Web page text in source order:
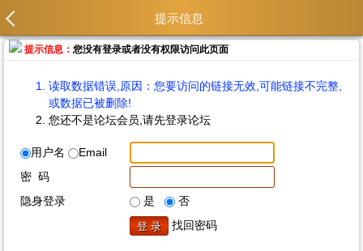
提示信息
提示信息：您没有登录或者没有权限访问此页面
读取数据错误,原因：您要访问的链接无效,可能链接不完整,
或数据已被删除!
您还不是论坛会员,请先登录论坛
用户名
Email
密 码
隐身登录
是
否
找回密码